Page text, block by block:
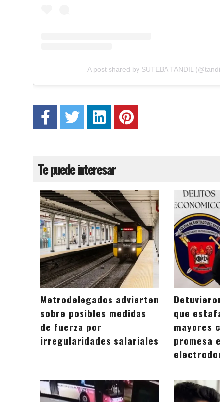
A post shared by SUTEBA TANDIL
Te puede interesar
Metrodelegados advierten
sobre posibles medidas
de fuerza por
irregularidades salariales
que
mayores
promesa